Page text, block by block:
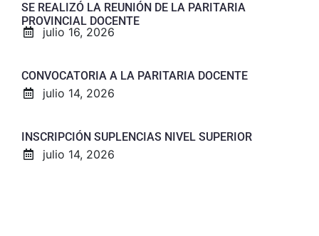
SE REALIZÓ LA REUNIÓN DE LA PARITARIA
PROVINCIAL DOCENTE
julio 16, 2026
CONVOCATORIA A LA PARITARIA DOCENTE
julio 14, 2026
INSCRIPCIÓN SUPLENCIAS NIVEL SUPERIOR
julio 14, 2026